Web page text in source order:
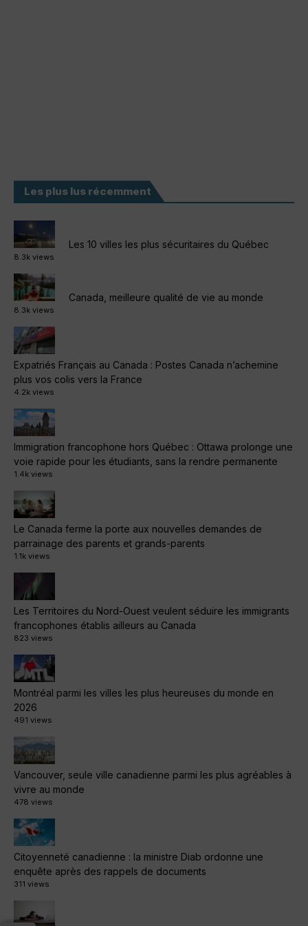
Les plus lus récemment
Les 10 villes les plus sécuritaires du Québec
8.3k views
Canada, meilleure qualité de vie au monde
8.3k views
Expatriés Français au Canada : Postes Canada n’achemine
plus vos colis vers la France
4.2k views
Immigration francophone hors Québec : Ottawa prolonge une
voie rapide pour les étudiants, sans la rendre permanente
1.4k views
Le Canada ferme la porte aux nouvelles demandes de
parrainage des parents et grands-parents
1.1k views
Les Territoires du Nord-Ouest veulent séduire les immigrants
francophones établis ailleurs au Canada
823 views
Montréal parmi les villes les plus heureuses du monde en
2026
491 views
Vancouver, seule ville canadienne parmi les plus agréables à
vivre au monde
478 views
Citoyenneté canadienne : la ministre Diab ordonne une
enquête après des rappels de documents
311 views